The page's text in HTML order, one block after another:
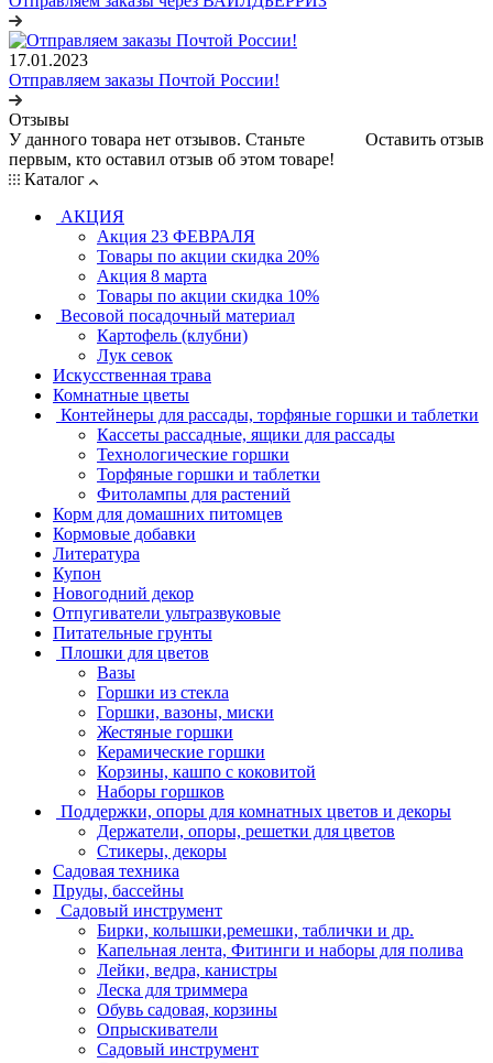
17.01.2023
Отправляем заказы Почтой России!
Отзывы
Оставить отзыв
У данного товара нет отзывов. Станьте
первым, кто оставил отзыв об этом товаре!
Каталог
АКЦИЯ
Акция 23 ФЕВРАЛЯ
Товары по акции скидка 20%
Акция 8 марта
Товары по акции скидка 10%
Весовой посадочный материал
Картофель (клубни)
Лук севок
Искусственная трава
Комнатные цветы
Контейнеры для рассады, торфяные горшки и таблетки
Кассеты рассадные, ящики для рассады
Технологические горшки
Торфяные горшки и таблетки
Фитолампы для растений
Корм для домашних питомцев
Кормовые добавки
Литература
Купон
Новогодний декор
Отпугиватели ультразвуковые
Питательные грунты
Плошки для цветов
Вазы
Горшки из стекла
Горшки, вазоны, миски
Жестяные горшки
Керамические горшки
Корзины, кашпо с коковитой
Наборы горшков
Поддержки, опоры для комнатных цветов и декоры
Держатели, опоры, решетки для цветов
Стикеры, декоры
Садовая техника
Пруды, бассейны
Садовый инструмент
Бирки, колышки,ремешки, таблички и др.
Капельная лента, Фитинги и наборы для полива
Лейки, ведра, канистры
Леска для триммера
Обувь садовая, корзины
Опрыскиватели
Садовый инструмент